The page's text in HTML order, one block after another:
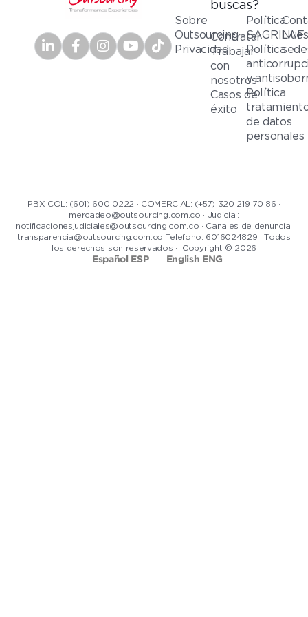
Sobre
Outsourcing
Privacidad
buscas?
Contratar
Trabajar
con
nosotros
Casos de
éxito
Política
SAGRILAF
Política
y
Política
de datos
personales
PBX COL: (601) 600 0222 · COMERCIAL: (+57) 320 219 70 86 ·
mercadeo@outsourcing.com.co · Judicial:
notificacionesjudiciales@outsourcing.com.co · Canales de denuncia:
transparencia@outsourcing.com.co Telefono: 6016024829 · Todos
los derechos son reservados · Copyright © 2026
Español ESP English ENG